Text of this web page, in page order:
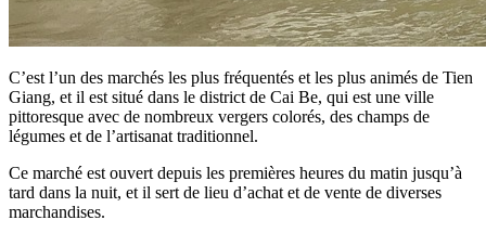
C’est l’un des marchés les plus fréquentés et les plus animés de Tien
Giang, et il est situé dans le district de Cai Be, qui est une ville
pittoresque avec de nombreux vergers colorés, des champs de
légumes et de l’artisanat traditionnel.
Ce marché est ouvert depuis les premières heures du matin jusqu’à
tard dans la nuit, et il sert de lieu d’achat et de vente de diverses
marchandises.